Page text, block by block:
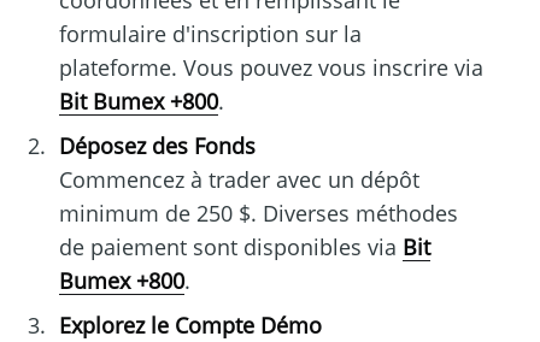
formulaire d'inscription sur la
plateforme. Vous pouvez vous inscrire via
Bit Bumex +800.
Déposez des Fonds
Commencez à trader avec un dépôt
minimum de 250 $. Diverses méthodes
de paiement sont disponibles via Bit
Bumex +800.
Explorez le Compte Démo